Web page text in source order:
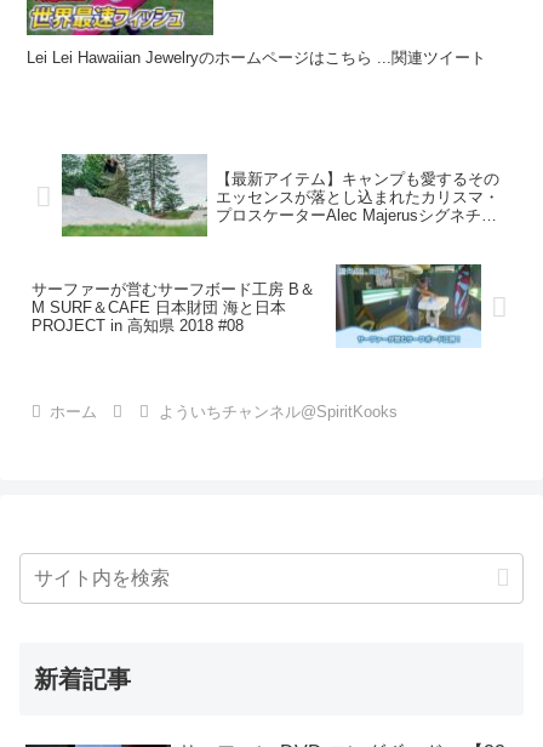
Lei Lei Hawaiian Jewelryのホームページはこちら ...関連ツイート
【最新アイテム】キャンプも愛するその
エッセンスが落とし込まれたカリスマ・
プロスケーターAlec Majerusシグネチャ
サーファーが営むサーフボード工房 B＆
M SURF＆CAFE 日本財団 海と日本
PROJECT in 高知県 2018 #08
ホーム よういちチャンネル@SpiritKooks
新着記事